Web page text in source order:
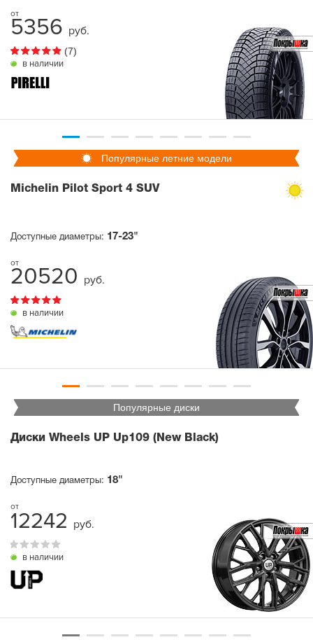
5356 руб.
(7)
в наличии
Популярные летние модели
Michelin Pilot Sport 4 SUV
Доступные диаметры: 17-23"
20520 руб.
в наличии
Популярные диски
Диски Wheels UP Up109 (New Black)
Доступные диаметры: 18"
12242 руб.
в наличии